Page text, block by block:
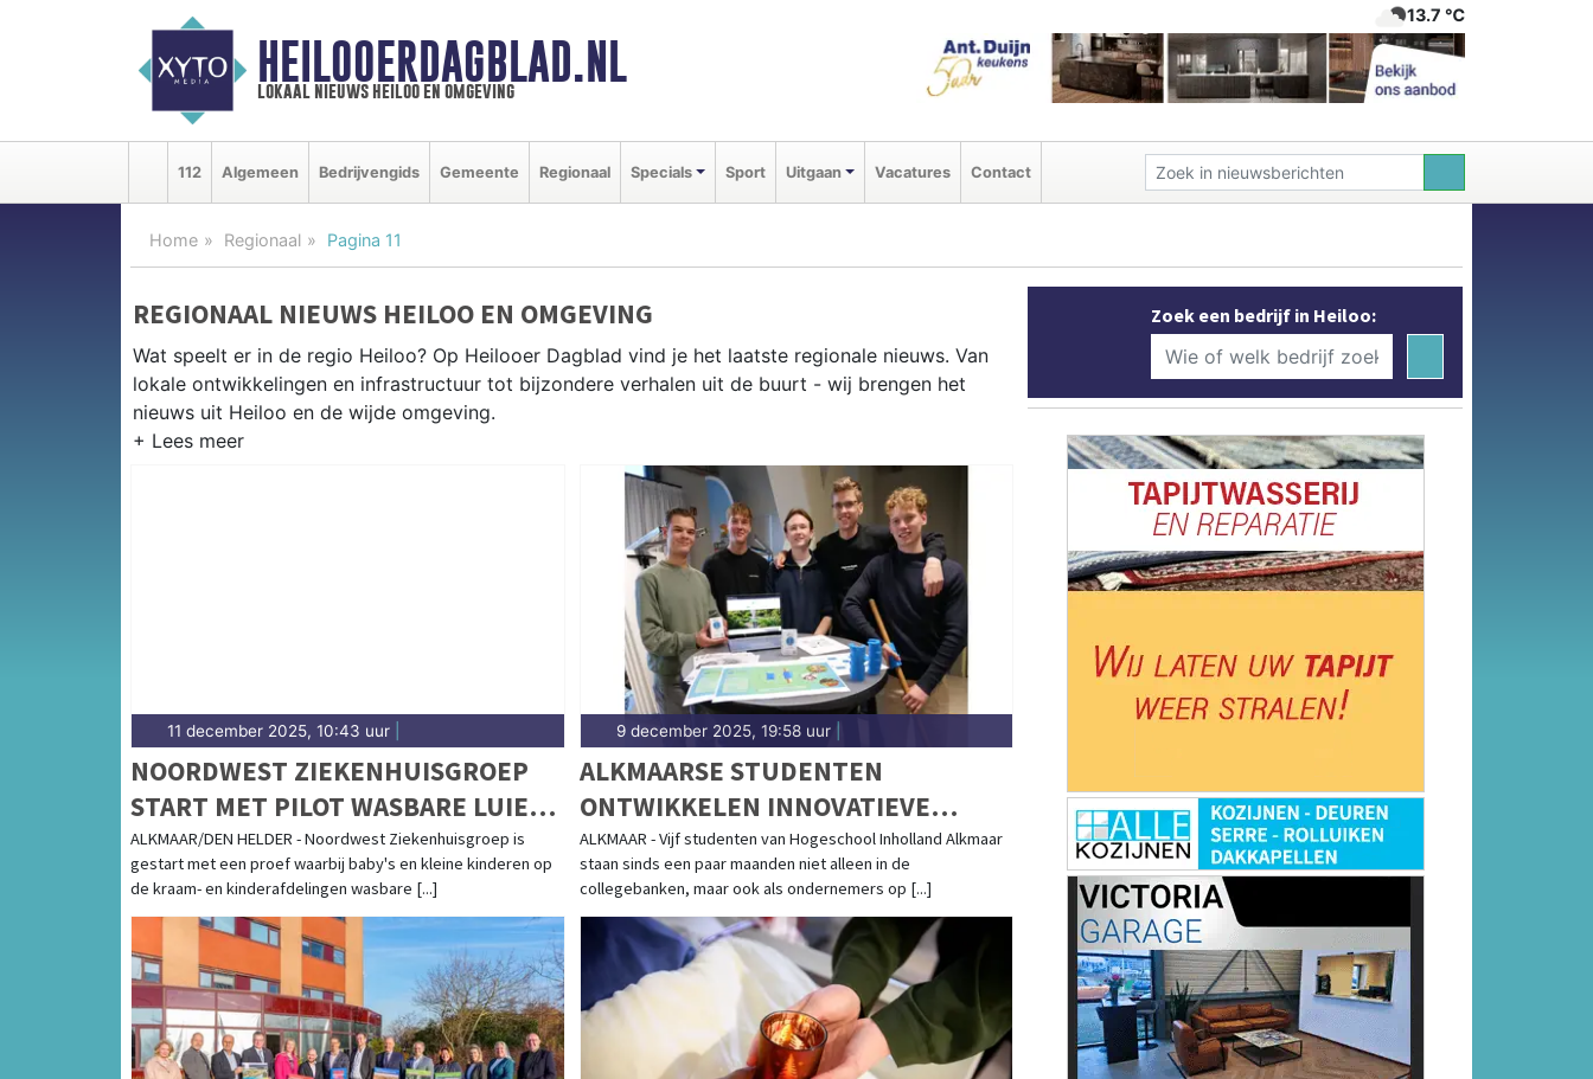
HEILOOERDAGBLAD.NL
lokaal nieuws heiloo en omgeving
13.7 ℃
112 Algemeen Bedrijvengids Gemeente Regionaal Specials Sport Uitgaan Vacatures Contact
Home Regionaal Pagina 11
REGIONAAL NIEUWS HEILOO EN OMGEVING
Wat speelt er in de regio Heiloo? Op Heilooer Dagblad vind je het laatste regionale nieuws. Van
lokale ontwikkelingen en infrastructuur tot bijzondere verhalen uit de buurt - wij brengen het
nieuws uit Heiloo en de wijde omgeving.
Naast Heiloo volgen wij ook het nieuws uit Alkmaar, Castricum, Bergen en andere gemeenten in
11 december 2025, 10:43 uur
NOORDWEST ZIEKENHUISGROEP
START MET PILOT WASBARE LUIERS
VOOR BABY'S
ALKMAAR/DEN HELDER - Noordwest Ziekenhuisgroep is
gestart met een proef waarbij baby's en kleine kinderen op
de kraam- en kinderafdelingen wasbare [...]
9 december 2025, 19:58 uur|
ALKMAARSE STUDENTEN
ONTWIKKELEN INNOVATIEVE
HANDGREEP DIE MEER GRIP GEEFT
OP DE DAG
ALKMAAR - Vijf studenten van Hogeschool Inholland Alkmaar
staan sinds een paar maanden niet alleen in de
collegebanken, maar ook als ondernemers op [...]
Zoek een bedrijf in Heiloo: